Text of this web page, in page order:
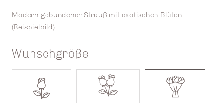
Modern gebundener Strauß mit exotischen Blüten
(Beispielbild)
Wunschgröße